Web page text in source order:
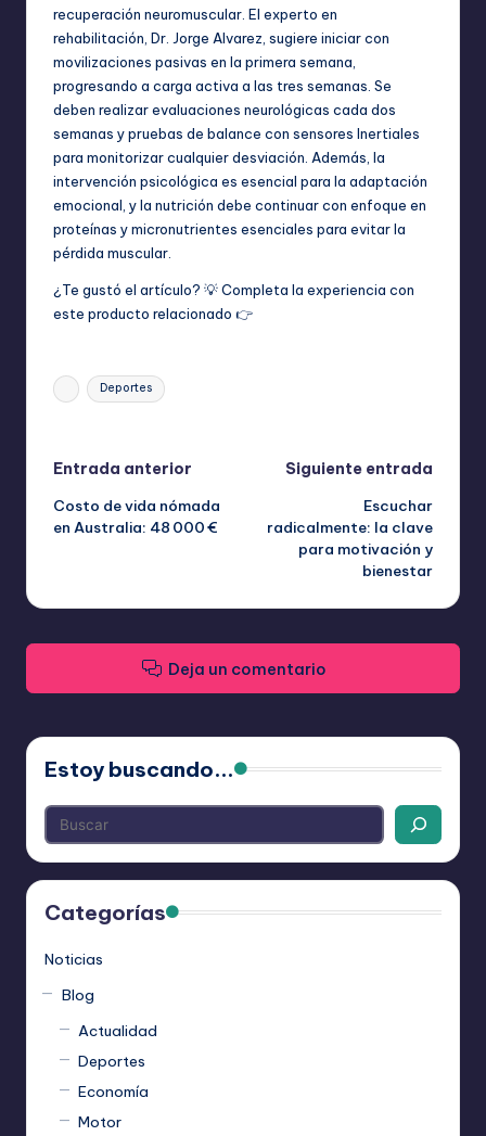
recuperación neuromuscular. El experto en
rehabilitación, Dr. Jorge Alvarez, sugiere iniciar con
movilizaciones pasivas en la primera semana,
progresando a carga activa a las tres semanas. Se
deben realizar evaluaciones neurológicas cada dos
semanas y pruebas de balance con sensores Inertiales
para monitorizar cualquier desviación. Además, la
intervención psicológica es esencial para la adaptación
emocional, y la nutrición debe continuar con enfoque en
proteínas y micronutrientes esenciales para evitar la
pérdida muscular.
¿Te gustó el artículo? 💡 Completa la experiencia con
este producto relacionado 👉
Etiquetas:Deportes
Navegación
de
Entrada anterior
Costo de vida nómada
en Australia: 48 000 €
Siguiente entrada
Escuchar
radicalmente: la clave
para motivación y
bienestar
Deja un comentario
Estoy buscando...
Categorías
Noticias
Blog
Actualidad
Deportes
Economía
Motor